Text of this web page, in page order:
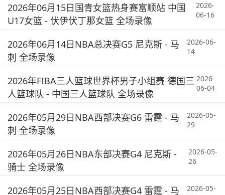
2026年06月15日国青女篮热身赛富顺站 中国
U17女篮 - 伏伊伏丁那女篮 全场录像
2026-
06-16
2026年06月14日NBA总决赛G5 尼克斯 - 马
刺 全场录像
2026-06-
14
2026年FIBA三人篮球世界杯男子小组赛 德国三
人篮球队 - 中国三人篮球队 全场录像
2026-
06-04
2026年05月29日NBA西部决赛G6 雷霆 - 马
刺 全场录像
2026-05-
29
2026年05月26日NBA东部决赛G4 尼克斯 -
骑士 全场录像
2026-05-
26
2026年05月25日NBA西部决赛G4 雷霆 - 马
2026-05-